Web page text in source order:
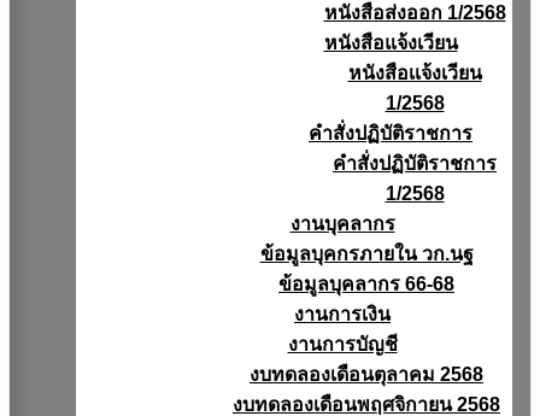
หนังสือส่งออก 1/2568
หนังสือแจ้งเวียน
หนังสือเเจ้งเวียน
1/2568
คำสั่งปฏิบัติราชการ
คำสั่งปฏิบัติราชการ
1/2568
งานบุคลากร
ข้อมูลบุคกรภายใน วก.นฐ
ข้อมูลบุคลากร 66-68
งานการเงิน
งานการบัญชี
งบทดลองเดือนตุลาคม 2568
งบทดลองเดือนพฤศจิกายน 2568